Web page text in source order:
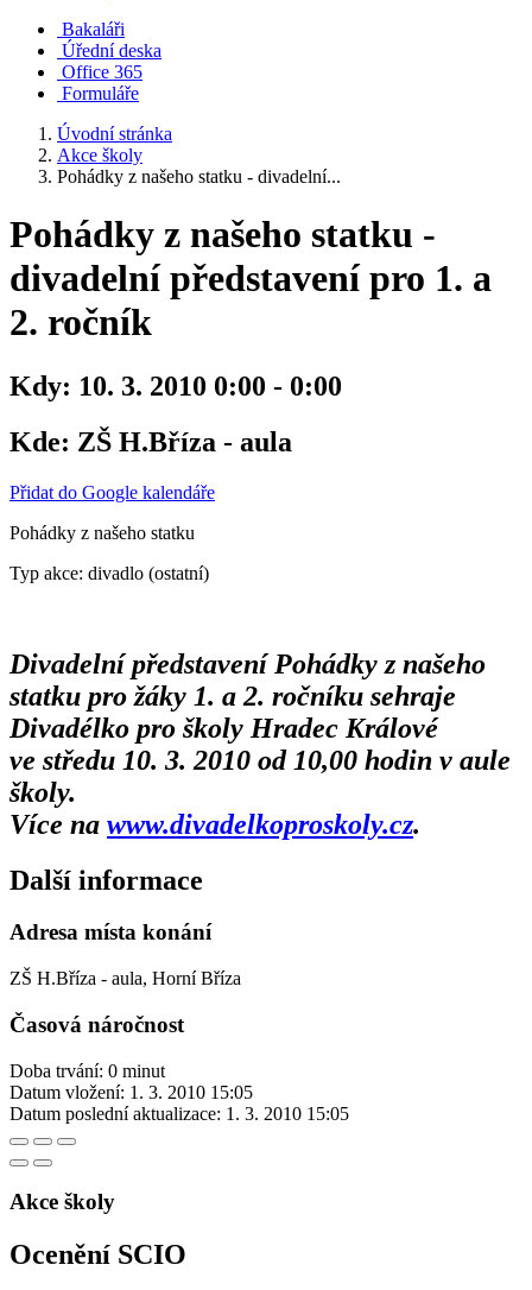
Bakaláři
Úřední deska
Office 365
Formuláře
Úvodní stránka
Akce školy
Pohádky z našeho statku - divadelní...
Pohádky z našeho statku -
divadelní představení pro 1. a
2. ročník
Kdy: 10. 3. 2010 0:00 - 0:00
Kde: ZŠ H.Bříza - aula
Přidat do Google kalendáře
Pohádky z našeho statku
Typ akce: divadlo (ostatní)
Divadelní představení Pohádky z našeho
statku pro žáky 1. a 2. ročníku sehraje
Divadélko pro školy Hradec Králové
ve středu 10. 3. 2010 od 10,00 hodin v aule
školy.
Více na www.divadelkoproskoly.cz.
Další informace
Adresa místa konání
ZŠ H.Bříza - aula, Horní Bříza
Časová náročnost
Doba trvání: 0 minut
Datum vložení: 1. 3. 2010 15:05
Datum poslední aktualizace: 1. 3. 2010 15:05
Akce školy
Ocenění SCIO